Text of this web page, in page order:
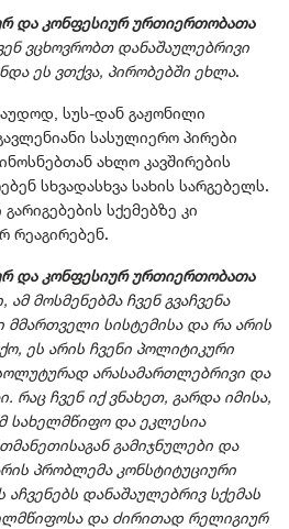
და კონფესიურ ურთიერთობათა
ვცხოვრობთ დანაშაულებრივი
ეს ვთქვა, პირობებში ეხლა.
სუს-დან გაჟონილი
სასულიერო პირები
ახლო კავშირების
სხვადასხვა სახის სარგებელს.
სქემებზე კი
რეაგირებენ.
და კონფესიურ ურთიერთობათა
ამ მოსმენებმა ჩვენ გვაჩვენა
მმართველი სისტემისა და რა არის
ეს არის ჩვენი პოლიტიკური
არასამართლებრივი და
რაც ჩვენ იქ ვნახეთ, გარდა იმისა,
სახელმწიფო და ეკლესია
გამიჯნულები და
პრობლემა კონსტიტუციური
აჩვენებს დანაშაულებრივ სქემას
და ძირითად რელიგიურ